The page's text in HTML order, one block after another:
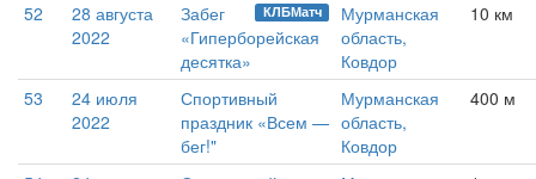
52
28 августа
2022
КЛБМатч
Забег
«Гиперборейская
десятка»
Мурманская
область,
Ковдор
10 км
53
24 июля
2022
Спортивный
праздник «Всем —
бег!"
Мурманская
область,
Ковдор
400 м